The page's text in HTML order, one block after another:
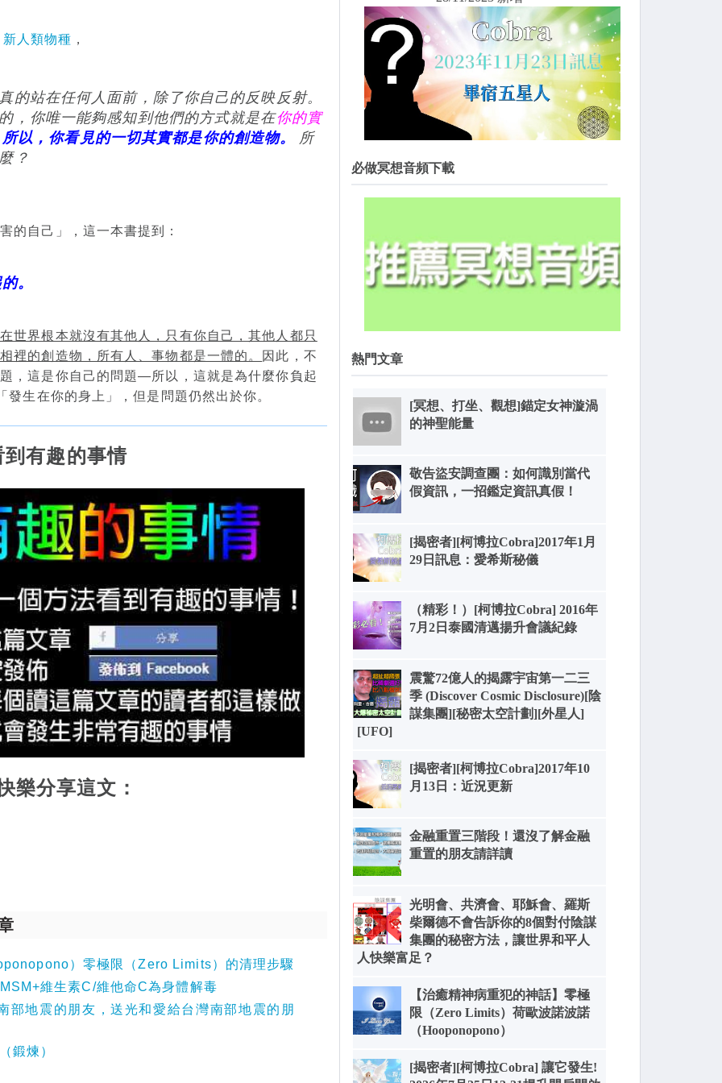
人類物種 ，
的站在任何人面前，除了你自己的反映反射。
，你唯一能夠感知到他們的方式就是在你的實
所以，你看見的一切其實都是你的創造物。
所
？
的自己」，這一本書提到：
。
世界根本就沒有其他人，只有你自己，其他人都只
裡的創造物，所有人、事物都是一體的。 因此，不
，這是你自己的問題—所以，這就是為什麼你負起
生在你的身上」，但是問題仍然出於你。
到有趣的事情
樂分享這文：
）零極限（Zero Limits）的清理步驟
維生素C/維他命C為身體解毒
部地震的朋友，送光和愛給台灣南部地震的朋
鍛煉）
必做冥想音頻下載
熱門文章
[冥想、打坐、觀想]錨定女神漩渦
的神聖能量
敬告盜安調查團：如何識別當代
假資訊，一招鑑定資訊真假！
[揭密者][柯博拉Cobra]2017年1月
29日訊息：愛希斯秘儀
（精彩！）[柯博拉Cobra] 2016年
7月2日泰國清邁揚升會議紀錄
震驚72億人的揭露宇宙第一二三
季 (Discover Cosmic Disclosure)[陰
謀集團][秘密太空計劃][外星人]
[UFO]
[揭密者][柯博拉Cobra]2017年10
月13日：近況更新
金融重置三階段！還沒了解金融
重置的朋友請詳讀
光明會、共濟會、耶穌會、羅斯
柴爾德不會告訴你的8個對付陰謀
集團的秘密方法，讓世界和平人
人快樂富足？
【治癒精神病重犯的神話】零極
限（Zero Limits）荷歐波諾波諾
（Hooponopono）
[揭密者][柯博拉Cobra] 讓它發生!